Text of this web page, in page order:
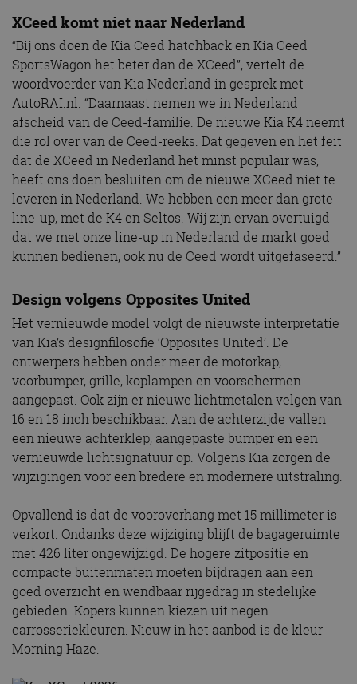
XCeed komt niet naar Nederland
“Bij ons doen de Kia Ceed hatchback en Kia Ceed
SportsWagon het beter dan de XCeed”, vertelt de
woordvoerder van Kia Nederland in gesprek met
AutoRAI.nl. “Daarnaast nemen we in Nederland
afscheid van de Ceed-familie. De nieuwe Kia K4 neemt
die rol over van de Ceed-reeks. Dat gegeven en het feit
dat de XCeed in Nederland het minst populair was,
heeft ons doen besluiten om de nieuwe XCeed niet te
leveren in Nederland. We hebben een meer dan grote
line-up, met de K4 en Seltos. Wij zijn ervan overtuigd
dat we met onze line-up in Nederland de markt goed
kunnen bedienen, ook nu de Ceed wordt uitgefaseerd.”
Design volgens Opposites United
Het vernieuwde model volgt de nieuwste interpretatie
van Kia’s designfilosofie ‘Opposites United’. De
ontwerpers hebben onder meer de motorkap,
voorbumper, grille, koplampen en voorschermen
aangepast. Ook zijn er nieuwe lichtmetalen velgen van
16 en 18 inch beschikbaar. Aan de achterzijde vallen
een nieuwe achterklep, aangepaste bumper en een
vernieuwde lichtsignatuur op. Volgens Kia zorgen de
wijzigingen voor een bredere en modernere uitstraling.
Opvallend is dat de vooroverhang met 15 millimeter is
verkort. Ondanks deze wijziging blijft de bagageruimte
met 426 liter ongewijzigd. De hogere zitpositie en
compacte buitenmaten moeten bijdragen aan een
goed overzicht en wendbaar rijgedrag in stedelijke
gebieden. Kopers kunnen kiezen uit negen
carrosseriekleuren. Nieuw in het aanbod is de kleur
Morning Haze.